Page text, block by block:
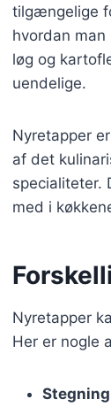
tilgængelige
hvordan
løg og
uendelige.
Nyretapper
af det
specialiteter.
med i
Nyretapper
Her er nogle
Stegning